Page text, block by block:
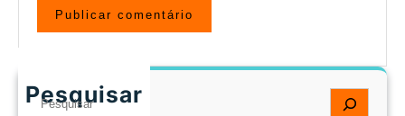
Pesquisar
S